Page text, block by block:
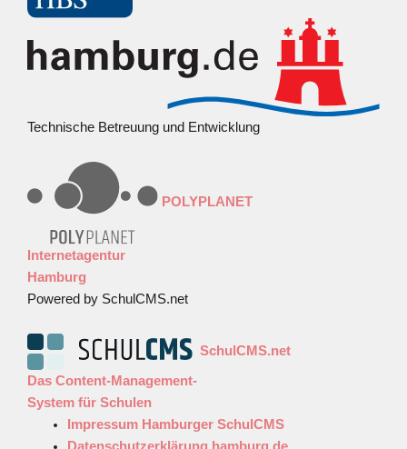
Technische Betreuung und Entwicklung
POLYPLANET
Internetagentur
Hamburg
Powered by SchulCMS.net
SchulCMS.net
Das Content-Management-
System für Schulen
Impressum Hamburger SchulCMS
Datenschutzerklärung hamburg.de